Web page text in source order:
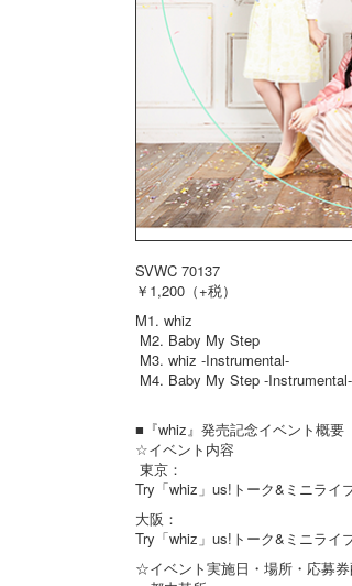
SVWC 70137
￥1,200（+税）
M1. whiz
M2. Baby My Step
M3. whiz -Instrumental-
M4. Baby My Step -Instrumental-
■『whiz』発売記念イベント概要
☆イベント内容
東京：
Try「whiz」us!トーク&ミニライ
大阪：
Try「whiz」us!トーク&ミニライ
☆イベント実施日・場所・応募